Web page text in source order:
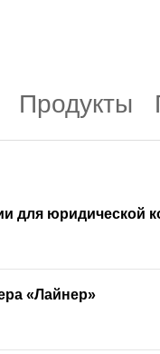
Продукты
для юридической
«Лайнер»